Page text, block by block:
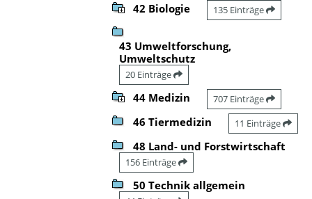
42 Biologie 135 Einträge
43 Umweltforschung,
Umweltschutz
20 Einträge
44 Medizin 707 Einträge
46 Tiermedizin 11 Einträge
48 Land- und Forstwirtschaft
156 Einträge
50 Technik allgemein